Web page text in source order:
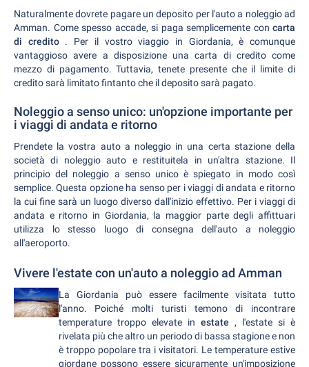
Naturalmente dovrete pagare un deposito per l'auto a noleggio ad
Amman. Come spesso accade, si paga semplicemente con carta
di credito . Per il vostro viaggio in Giordania, è comunque
vantaggioso avere a disposizione una carta di credito come
mezzo di pagamento. Tuttavia, tenete presente che il limite di
credito sarà limitato fintanto che il deposito sarà pagato.
Noleggio a senso unico: un'opzione importante per
i viaggi di andata e ritorno
Prendete la vostra auto a noleggio in una certa stazione della
società di noleggio auto e restituitela in un'altra stazione. Il
principio del noleggio a senso unico è spiegato in modo così
semplice. Questa opzione ha senso per i viaggi di andata e ritorno
la cui fine sarà un luogo diverso dall'inizio effettivo. Per i viaggi di
andata e ritorno in Giordania, la maggior parte degli affittuari
utilizza lo stesso luogo di consegna dell'auto a noleggio
all'aeroporto.
Vivere l'estate con un'auto a noleggio ad Amman
La Giordania può essere facilmente visitata tutto
l'anno. Poiché molti turisti temono di incontrare
temperature troppo elevate in estate , l'estate si è
rivelata più che altro un periodo di bassa stagione e non
è troppo popolare tra i visitatori. Le temperature estive
giordane possono essere sicuramente un'imposizione